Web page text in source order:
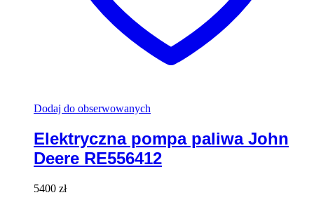
Dodaj do obserwowanych
Elektryczna pompa paliwa John
Deere RE556412
5400 zł